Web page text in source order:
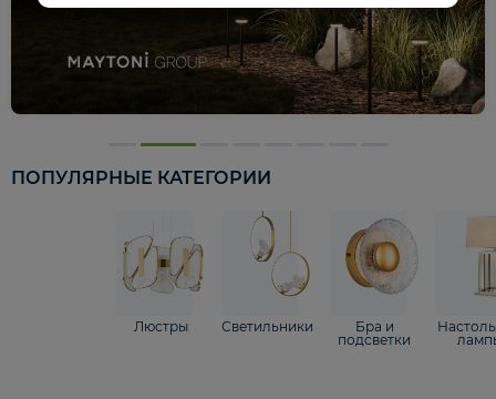
ПОПУЛЯРНЫЕ КАТЕГОРИИ
Люстры Светильники
Бра и
подсветки